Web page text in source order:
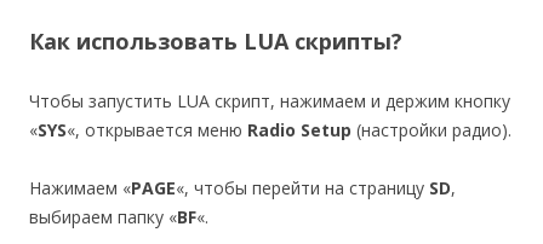
Как использовать LUA скрипты?
Чтобы запустить LUA скрипт, нажимаем и держим кнопку
«SYS«, открывается меню Radio Setup (настройки радио).
Нажимаем «PAGE«, чтобы перейти на страницу SD,
выбираем папку «BF«.